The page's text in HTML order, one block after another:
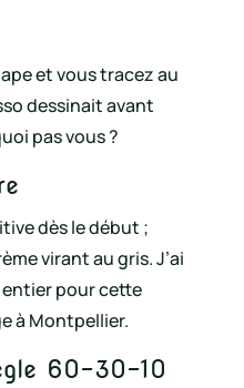
et vous tracez au
dessinait avant
pas vous ?
dès le début ;
virant au gris. J’ai
pour cette
à Montpellier.
60-30-10